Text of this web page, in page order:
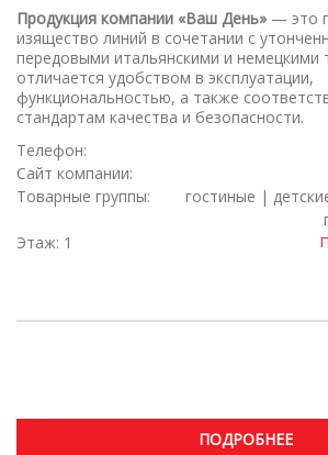
Продукция компании «Ваш День» — это
изящество линий в сочетании с
передовыми итальянскими и немецкими
отличается удобством в эксплуатации,
функциональностью, а также
стандартам качества и безопасности.
Телефон:
Сайт компании:
Товарные группы:
гостиные |
Этаж: 1
ПОДРОБНЕЕ